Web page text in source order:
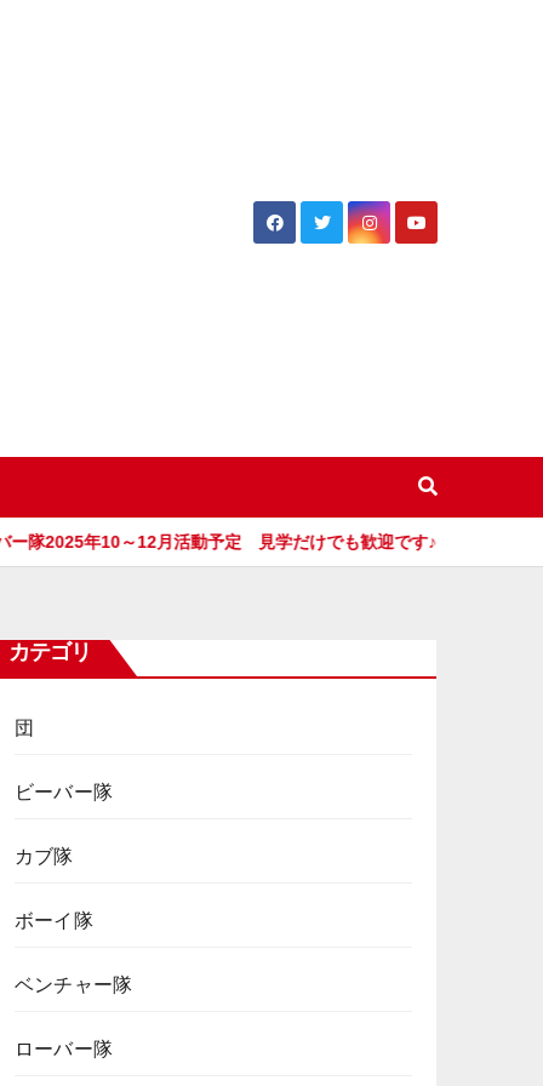
2025年10～12月活動予定 見学だけでも歓迎です♪
カテゴリ
団
ビーバー隊
カブ隊
ボーイ隊
ベンチャー隊
ローバー隊